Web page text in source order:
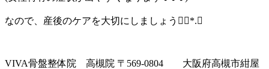
なので、産後のケアを大切にしましょう❁⃘*.ﾟ
VIVA骨盤整体院 高槻院 〒569-0804 大阪府高槻市紺屋